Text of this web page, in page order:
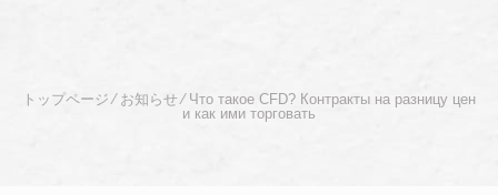
トップページ ⁄ お知らせ⁄ Что такое CFD? Контракты на разницу цен
и как ими торговать